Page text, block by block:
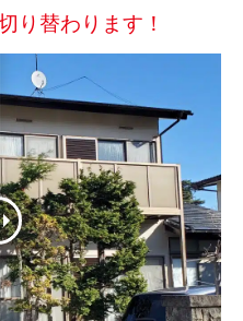
り替わります！